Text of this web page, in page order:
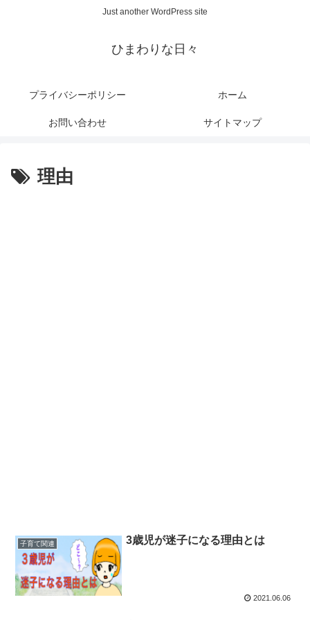
Just another WordPress site
ひまわりな日々
プライバシーポリシー ホーム
お問い合わせ サイトマップ
理由
子育て関連 3歳児が迷子になる理由とは
2021.06.06